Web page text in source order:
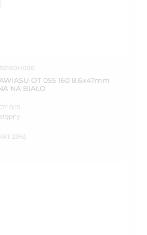
OT 055 160 8,6x47mm
NA BIAŁO
OT 055
23%)